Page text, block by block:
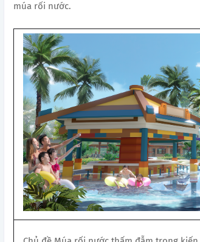
múa rối nước.